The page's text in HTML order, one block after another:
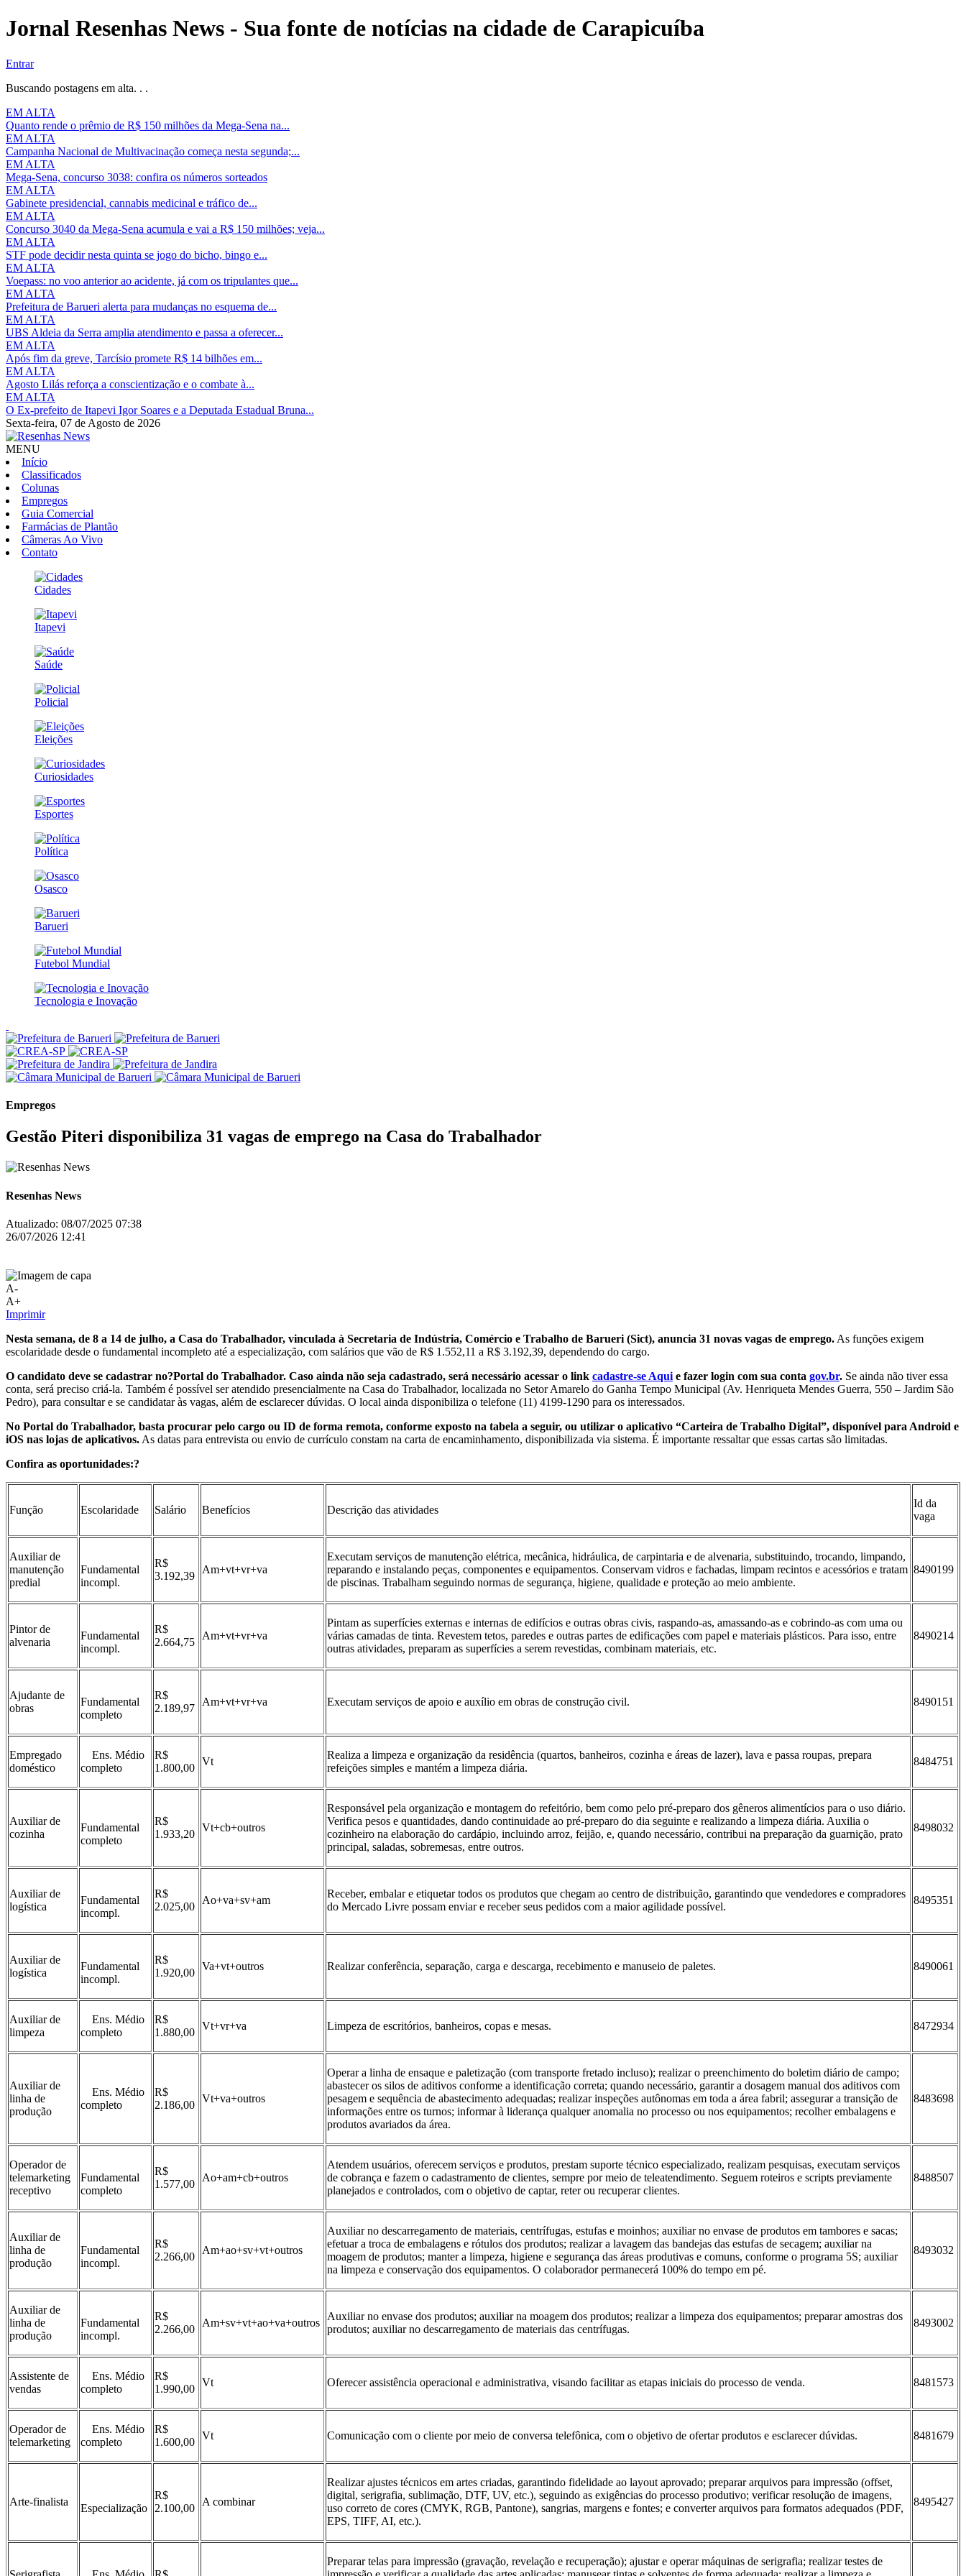
Jornal Resenhas News - Sua fonte de notícias na cidade de Carapicuíba
Entrar
Buscando postagens em alta. . .
EM ALTA
Quanto rende o prêmio de R$ 150 milhões da Mega-Sena na...
EM ALTA
Campanha Nacional de Multivacinação começa nesta segunda;...
EM ALTA
Mega-Sena, concurso 3038: confira os números sorteados
EM ALTA
Gabinete presidencial, cannabis medicinal e tráfico de...
EM ALTA
Concurso 3040 da Mega-Sena acumula e vai a R$ 150 milhões; veja...
EM ALTA
STF pode decidir nesta quinta se jogo do bicho, bingo e...
EM ALTA
Voepass: no voo anterior ao acidente, já com os tripulantes que...
EM ALTA
Prefeitura de Barueri alerta para mudanças no esquema de...
EM ALTA
UBS Aldeia da Serra amplia atendimento e passa a oferecer...
EM ALTA
Após fim da greve, Tarcísio promete R$ 14 bilhões em...
EM ALTA
Agosto Lilás reforça a conscientização e o combate à...
EM ALTA
O Ex-prefeito de Itapevi Igor Soares e a Deputada Estadual Bruna...
Sexta-feira, 07 de Agosto de 2026
MENU
Início
Classificados
Colunas
Empregos
Guia Comercial
Farmácias de Plantão
Câmeras Ao Vivo
Contato
Cidades
Itapevi
Saúde
Policial
Eleições
Curiosidades
Esportes
Política
Osasco
Barueri
Futebol Mundial
Tecnologia e Inovação
Empregos
Gestão Piteri disponibiliza 31 vagas de emprego na Casa do Trabalhador
Resenhas News
Atualizado: 08/07/2025 07:38
26/07/2026 12:41
A-
A+
Imprimir
Nesta semana, de 8 a 14 de julho, a Casa do Trabalhador, vinculada à Secretaria de Indústria, Comércio e Trabalho de Barueri (Sict), anuncia 31 novas vagas de emprego. As funções exigem
escolaridade desde o fundamental incompleto até a especialização, com salários que vão de R$ 1.552,11 a R$ 3.192,39, dependendo do cargo.
O candidato deve se cadastrar no?Portal do Trabalhador. Caso ainda não seja cadastrado, será necessário acessar o link cadastre-se Aqui e fazer login com sua conta gov.br. Se ainda não tiver essa
conta, será preciso criá-la. Também é possível ser atendido presencialmente na Casa do Trabalhador, localizada no Setor Amarelo do Ganha Tempo Municipal (Av. Henriqueta Mendes Guerra, 550 – Jardim São
Pedro), para consultar e se candidatar às vagas, além de esclarecer dúvidas. O local ainda disponibiliza o telefone (11) 4199-1290 para os interessados.
No Portal do Trabalhador, basta procurar pelo cargo ou ID de forma remota, conforme exposto na tabela a seguir, ou utilizar o aplicativo “Carteira de Trabalho Digital”, disponível para Android e
iOS nas lojas de aplicativos. As datas para entrevista ou envio de currículo constam na carta de encaminhamento, disponibilizada via sistema. É importante ressaltar que essas cartas são limitadas.
Confira as oportunidades:?
Função Escolaridade Salário Benefícios Descrição das atividades
Id da
vaga
Auxiliar de
manutenção
predial
Fundamental
incompl.
R$
3.192,39
Am+vt+vr+va
Executam serviços de manutenção elétrica, mecânica, hidráulica, de carpintaria e de alvenaria, substituindo, trocando, limpando,
reparando e instalando peças, componentes e equipamentos. Conservam vidros e fachadas, limpam recintos e acessórios e tratam
de piscinas. Trabalham seguindo normas de segurança, higiene, qualidade e proteção ao meio ambiente.
8490199
Pintor de
alvenaria
Fundamental
incompl.
R$
2.664,75
Am+vt+vr+va
Pintam as superfícies externas e internas de edifícios e outras obras civis, raspando-as, amassando-as e cobrindo-as com uma ou
várias camadas de tinta. Revestem tetos, paredes e outras partes de edificações com papel e materiais plásticos. Para isso, entre
outras atividades, preparam as superfícies a serem revestidas, combinam materiais, etc.
8490214
Ajudante de
obras
Fundamental
completo
R$
2.189,97
Am+vt+vr+va Executam serviços de apoio e auxílio em obras de construção civil. 8490151
Empregado
doméstico
Ens. Médio
completo
R$
1.800,00
Vt
Realiza a limpeza e organização da residência (quartos, banheiros, cozinha e áreas de lazer), lava e passa roupas, prepara
refeições simples e mantém a limpeza diária.
8484751
Auxiliar de
cozinha
Fundamental
completo
R$
1.933,20
Vt+cb+outros
Responsável pela organização e montagem do refeitório, bem como pelo pré-preparo dos gêneros alimentícios para o uso diário.
Verifica pesos e quantidades, dando continuidade ao pré-preparo do dia seguinte e realizando a limpeza diária. Auxilia o
cozinheiro na elaboração do cardápio, incluindo arroz, feijão, e, quando necessário, contribui na preparação da guarnição, prato
principal, saladas, sobremesas, entre outros.
8498032
Auxiliar de
logística
Fundamental
incompl.
R$
2.025,00
Ao+va+sv+am
Receber, embalar e etiquetar todos os produtos que chegam ao centro de distribuição, garantindo que vendedores e compradores
do Mercado Livre possam enviar e receber seus pedidos com a maior agilidade possível.
8495351
Auxiliar de
logística
Fundamental
incompl.
R$
1.920,00
Va+vt+outros Realizar conferência, separação, carga e descarga, recebimento e manuseio de paletes. 8490061
Auxiliar de
limpeza
Ens. Médio
completo
R$
1.880,00
Vt+vr+va Limpeza de escritórios, banheiros, copas e mesas. 8472934
Auxiliar de
linha de
produção
Ens. Médio
completo
R$
2.186,00
Vt+va+outros
Operar a linha de ensaque e paletização (com transporte fretado incluso); realizar o preenchimento do boletim diário de campo;
abastecer os silos de aditivos conforme a identificação correta; quando necessário, garantir a dosagem manual dos aditivos com
pesagem e sequência de abastecimento adequadas; realizar inspeções autônomas em toda a área fabril; assegurar a transição de
informações entre os turnos; informar à liderança qualquer anomalia no processo ou nos equipamentos; recolher embalagens e
produtos avariados da área.
8483698
Operador de
telemarketing
receptivo
Fundamental
completo
R$
1.577,00
Ao+am+cb+outros
Atendem usuários, oferecem serviços e produtos, prestam suporte técnico especializado, realizam pesquisas, executam serviços
de cobrança e fazem o cadastramento de clientes, sempre por meio de teleatendimento. Seguem roteiros e scripts previamente
planejados e controlados, com o objetivo de captar, reter ou recuperar clientes.
8488507
Auxiliar de
linha de
produção
Fundamental
incompl.
R$
2.266,00
Am+ao+sv+vt+outros
Auxiliar no descarregamento de materiais, centrífugas, estufas e moinhos; auxiliar no envase de produtos em tambores e sacas;
efetuar a troca de embalagens e rótulos dos produtos; realizar a lavagem das bandejas das estufas de secagem; auxiliar na
moagem de produtos; manter a limpeza, higiene e segurança das áreas produtivas e comuns, conforme o programa 5S; auxiliar
na limpeza e conservação dos equipamentos. O colaborador permanecerá 100% do tempo em pé.
8493032
Auxiliar de
linha de
produção
Fundamental
incompl.
R$
2.266,00
Am+sv+vt+ao+va+outros
Auxiliar no envase dos produtos; auxiliar na moagem dos produtos; realizar a limpeza dos equipamentos; preparar amostras dos
produtos; auxiliar no descarregamento de materiais das centrífugas.
8493002
Assistente de
vendas
Ens. Médio
completo
R$
1.990,00
Vt Oferecer assistência operacional e administrativa, visando facilitar as etapas iniciais do processo de venda. 8481573
Operador de
telemarketing
Ens. Médio
completo
R$
1.600,00
Vt Comunicação com o cliente por meio de conversa telefônica, com o objetivo de ofertar produtos e esclarecer dúvidas. 8481679
Arte-finalista
Especialização
R$
2.100,00
A combinar
Realizar ajustes técnicos em artes criadas, garantindo fidelidade ao layout aprovado; preparar arquivos para impressão (offset,
digital, serigrafia, sublimação, DTF, UV, etc.), seguindo as exigências do processo produtivo; verificar resolução de imagens,
uso correto de cores (CMYK, RGB, Pantone), sangrias, margens e fontes; e converter arquivos para formatos adequados (PDF,
EPS, TIFF, AI, etc.).
8495427
Preparar telas para impressão (gravação, revelação e recuperação); ajustar e operar máquinas de serigrafia; realizar testes de